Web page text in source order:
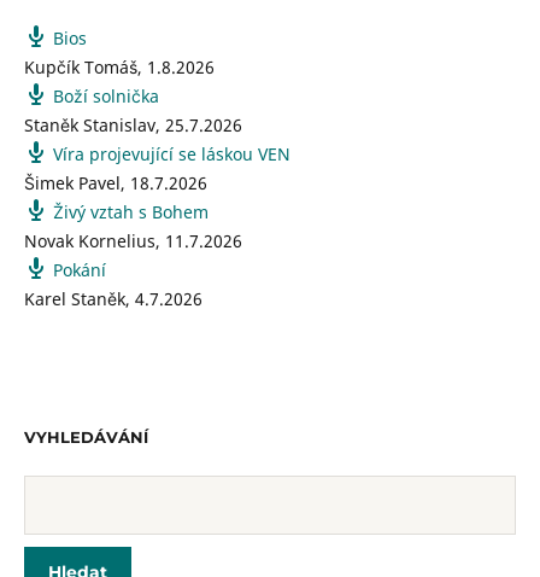
Bios
Kupčík Tomáš, 1.8.2026
Boží solnička
Staněk Stanislav, 25.7.2026
Víra projevující se láskou VEN
Šimek Pavel, 18.7.2026
Živý vztah s Bohem
Novak Kornelius, 11.7.2026
Pokání
Karel Staněk, 4.7.2026
VYHLEDÁVÁNÍ